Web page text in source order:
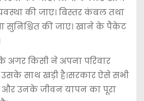
की जाए। बिस्तर कंबल तथा
सुनिश्चित की जाए। खाने के पैकेट
अगर किसी ने अपना परिवार
उसके साथ खड़ी है।सरकार ऐसे सभी
और उनके जीवन यापन का पूरा